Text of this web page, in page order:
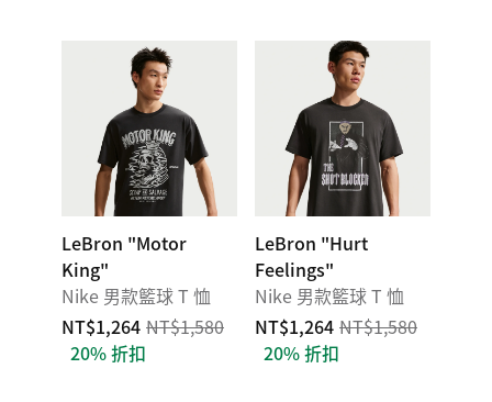
LeBron "Motor
King"
Nike 男款籃球 T 恤
NT$1,264 NT$1,580
20% 折扣
LeBron "Hurt
Feelings"
Nike 男款籃球 T 恤
NT$1,264 NT$1,580
20% 折扣